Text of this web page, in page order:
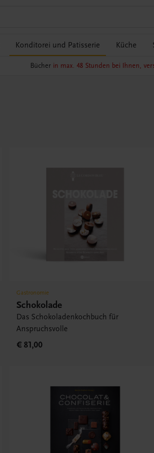
Konditorei und Patisserie Küche
Bücher in max. 48 Stunden bei Ihnen,
Gastronomie
Schokolade
Das Schokoladenkochbuch für
Anspruchsvolle
€ 81,00